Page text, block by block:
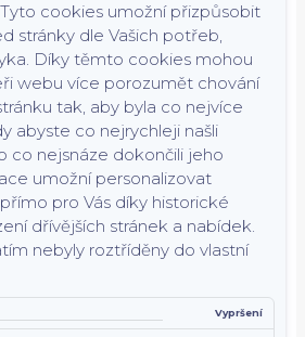
Tyto cookies umožní přizpůsobit
stránky dle Vašich potřeb,
Díky těmto cookies mohou
webu více porozumět chování
tak, aby byla co nejvíce
abyste co nejrychleji našli
co nejsnáze dokončili jeho
umožní personalizovat
pro Vás díky historické
dřívějších stránek a nabídek.
nebyly roztříděny do vlastní
Vypršení